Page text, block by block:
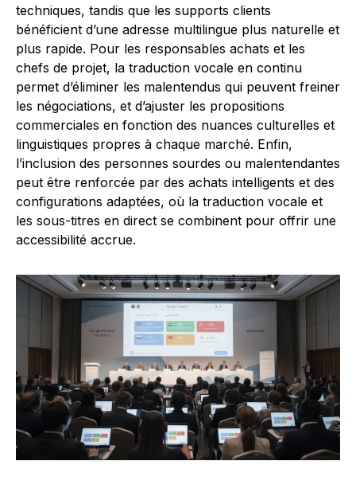
techniques, tandis que les supports clients
bénéficient d’une adresse multilingue plus naturelle et
plus rapide. Pour les responsables achats et les
chefs de projet, la traduction vocale en continu
permet d’éliminer les malentendus qui peuvent freiner
les négociations, et d’ajuster les propositions
commerciales en fonction des nuances culturelles et
linguistiques propres à chaque marché. Enfin,
l’inclusion des personnes sourdes ou malentendantes
peut être renforcée par des achats intelligents et des
configurations adaptées, où la traduction vocale et
les sous-titres en direct se combinent pour offrir une
accessibilité accrue.